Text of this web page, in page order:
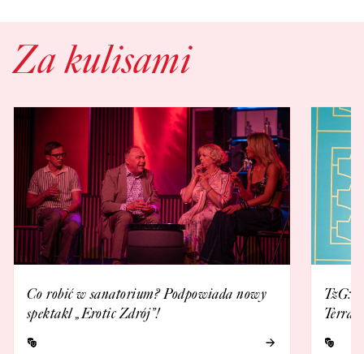
Za kulisami
Co robić w sanatorium? Podpowiada nowy
spektakl „Erotic Zdrój”!
TzG: